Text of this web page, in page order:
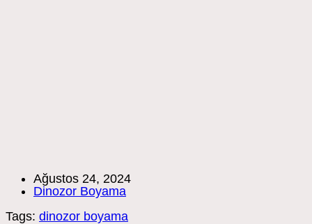
Post
published:
Ağustos 24, 2024
Post
Dinozor Boyama
Tags: dinozor boyama